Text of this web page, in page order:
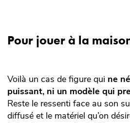
Pour jouer à la
Voilà un cas de figure qui ne
puissant, ni un modèle qui
Reste le ressenti face au son
diffusé et le matériel qu’on